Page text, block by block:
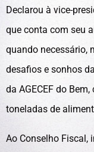
Declarou à vice-
que conta com seu
quando necessário,
desafios e sonhos
da AGECEF do
toneladas de
Ao Conselho Fiscal,